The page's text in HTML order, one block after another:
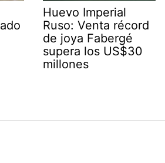
Huevo Imperial
Ruso: Venta récord
de joya Fabergé
supera los US$30
millones